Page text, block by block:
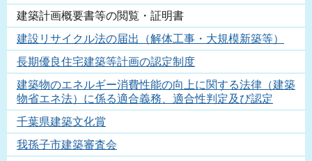
建築計画概要書等の閲覧・証明書
建設リサイクル法の届出（解体工事・大規模新築等）
長期優良住宅建築等計画の認定制度
建築物のエネルギー消費性能の向上に関する法律（建築
物省エネ法）に係る適合義務、適合性判定及び認定
千葉県建築文化賞
我孫子市建築審査会